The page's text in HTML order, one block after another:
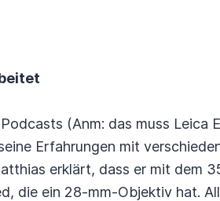
(Anm: das muss Leica
Erfahrungen mit
erklärt, dass er mit dem
die ein 28-mm-Objektiv hat.